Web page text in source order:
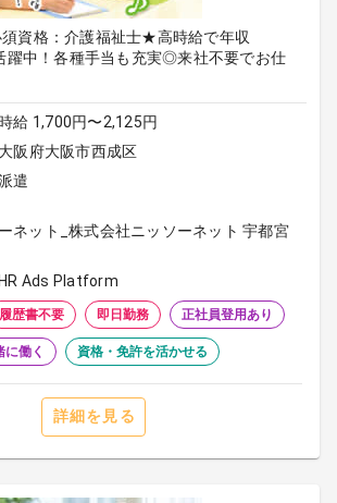
須資格：介護福祉士★高時給で年収
中！各種手当も充実◎来社不要でお仕
給 1,700円〜2,125円
大阪府大阪市西成区
遣
ネット_株式会社ニッソーネット 宇都宮
HR Ads Platform
履歴書不要 即日勤務 正社員登用あり
に働く 資格・免許を活かせる
詳細を見る